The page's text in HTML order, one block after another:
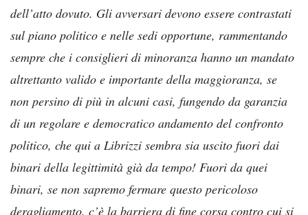
dell’atto dovuto. Gli avversari devono essere contrastati
sul piano politico e nelle sedi opportune, rammentando
sempre che i consiglieri di minoranza hanno un mandato
altrettanto valido e importante della maggioranza, se
non persino di più in alcuni casi, fungendo da garanzia
di un regolare e democratico andamento del confronto
politico, che qui a Librizzi sembra sia uscito fuori dai
binari della legittimità già da tempo! Fuori da quei
binari, se non sapremo fermare questo pericoloso
deragliamento, c’è la barriera di fine corsa contro cui si